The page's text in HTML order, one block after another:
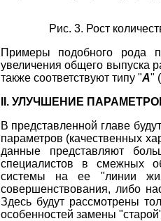
Рис. 3. Рост
Примеры подобного рода
увеличения общего выпуска
также соответствуют типу "А"
II. УЛУЧШЕНИЕ
В представленной главе
параметров (качественных
данные представляют
специалистов в смежных
системы на ее "линии
совершенствования, либо
Здесь будут рассмотрены
особенностей замены